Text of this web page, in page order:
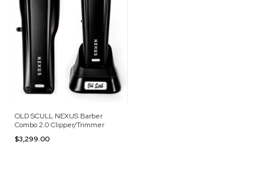
OLD SCULL NEXUS Barber
Combo 2.0 Clipper/Trimmer
$3,299.00